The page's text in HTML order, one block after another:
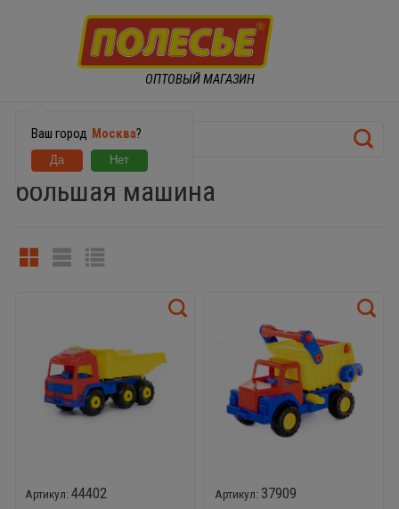
ОПТОВЫЙ МАГАЗИН
Ваш город Москва?
большая машина
44402
37909